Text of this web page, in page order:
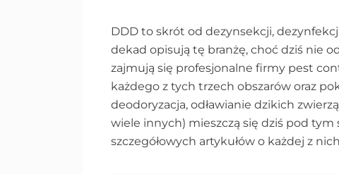
DDD to skrót od dezynsekcji,
dekad opisują tę branżę, choć dziś nie
zajmują się profesjonalne firmy pest
każdego z tych trzech obszarów oraz
deodoryzacja, odławianie dzikich
wiele innych) mieszczą się dziś pod
szczegółowych artykułów o każdej z